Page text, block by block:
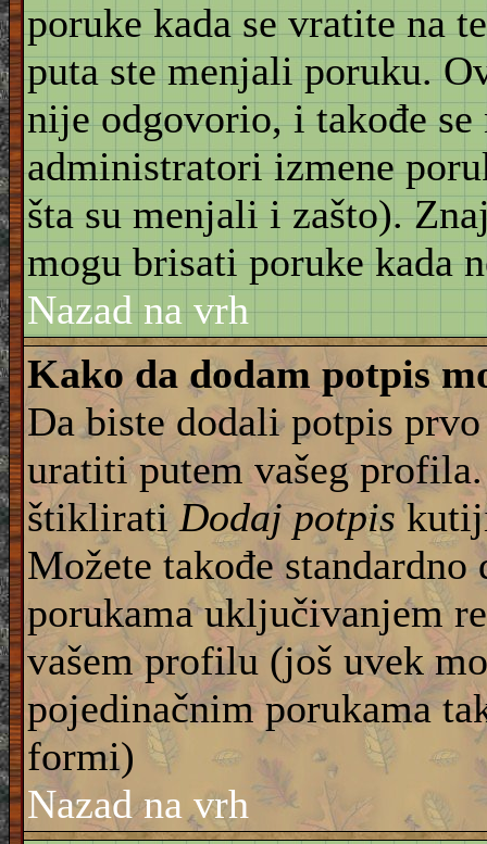
poruke kada se vratite na
puta ste menjali poruku.
nije odgovorio, i takođe
administratori izmene
šta su menjali i zašto).
mogu brisati poruke kada
Nazad na vrh
Kako da dodam potpis
Da biste dodali potpis
uratiti putem vašeg
štiklirati Dodaj potpis
Možete takođe
porukama uključivanjem
vašem profilu (još uvek
pojedinačnim porukama
formi)
Nazad na vrh